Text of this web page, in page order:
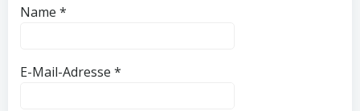
Name *
E-Mail-Adresse *